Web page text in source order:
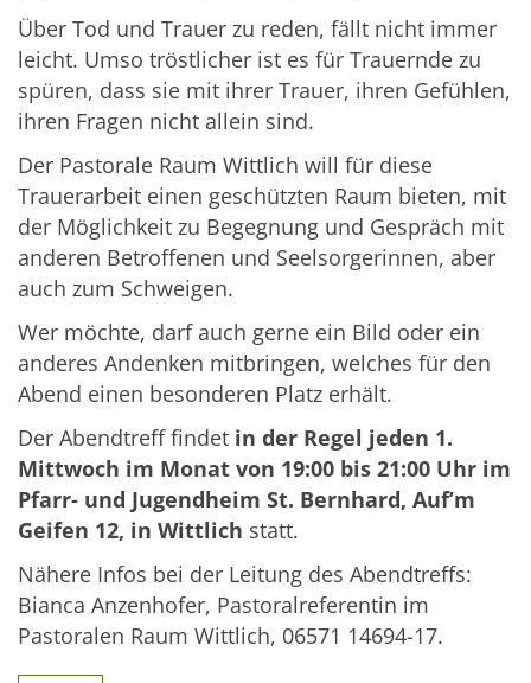
Über Tod und Trauer zu reden, fällt nicht immer
leicht. Umso tröstlicher ist es für Trauernde zu
spüren, dass sie mit ihrer Trauer, ihren Gefühlen,
ihren Fragen nicht allein sind.
Der Pastorale Raum Wittlich will für diese
Trauerarbeit einen geschützten Raum bieten, mit
der Möglichkeit zu Begegnung und Gespräch mit
anderen Betroffenen und Seelsorgerinnen, aber
auch zum Schweigen.
Wer möchte, darf auch gerne ein Bild oder ein
anderes Andenken mitbringen, welches für den
Abend einen besonderen Platz erhält.
Der Abendtreff findet in der Regel jeden 1.
Mittwoch im Monat von 19:00 bis 21:00 Uhr im
Pfarr- und Jugendheim St. Bernhard, Auf’m
Geifen 12, in Wittlich statt.
Nähere Infos bei der Leitung des Abendtreffs:
Bianca Anzenhofer, Pastoralreferentin im
Pastoralen Raum Wittlich, 06571 14694-17.